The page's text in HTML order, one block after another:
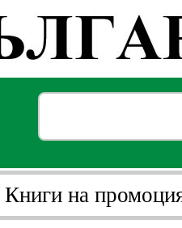
Книги на